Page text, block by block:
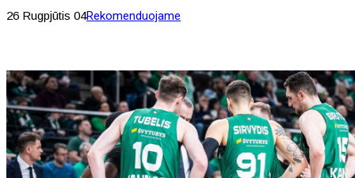
26 Rugpjūtis 04Rekomenduojame